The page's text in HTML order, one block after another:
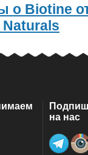
о Biotine
на нас